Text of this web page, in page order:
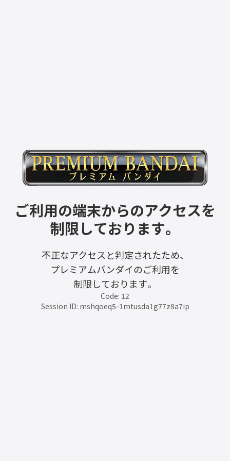
ご利用の端末からのアクセスを
制限しております。
不正なアクセスと判定されたため、
プレミアムバンダイのご利用を
制限しております。
Code: 12
Session ID: mshqoeq5-1mtusda1g77z8a7ip